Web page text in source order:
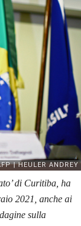
di Curitiba, ha
2021, anche ai
sulla